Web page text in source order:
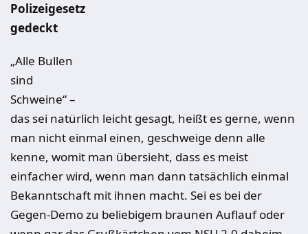
Polizeigesetz
gedeckt
„Alle Bullen
sind
Schweine“ –
das sei natürlich leicht gesagt, heißt es gerne, wenn
man nicht einmal einen, geschweige denn alle
kenne, womit man übersieht, dass es meist
einfacher wird, wenn man dann tatsächlich einmal
Bekanntschaft mit ihnen macht. Sei es bei der
Gegen-Demo zu beliebigem braunen Auflauf oder